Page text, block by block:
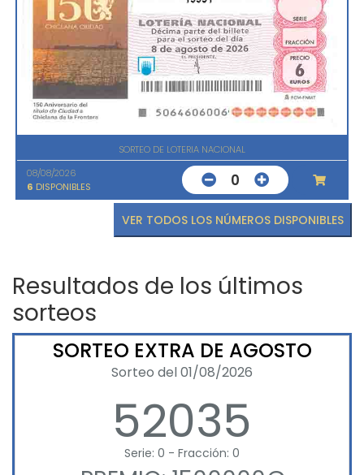
SORTEO DE LOTERIA NACIONAL
08/08/2026
6 DISPONIBLES 0
VER TODOS LOS NÚMEROS DISPONIBLES
Resultados de los últimos
sorteos
SORTEO EXTRA DE AGOSTO
Sorteo del 01/08/2026
52035
Serie: 0 - Fracción: 0